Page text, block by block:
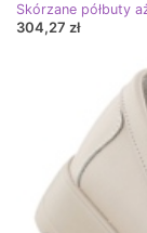
304,27 zł